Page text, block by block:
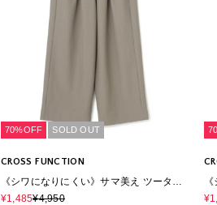
70%OFF SOLD OUT
CROSS FUNCTION
《シワになりにくい》サマ美え ツータッ
クギャザーワイドパンツ
¥1,485¥4,950
ク